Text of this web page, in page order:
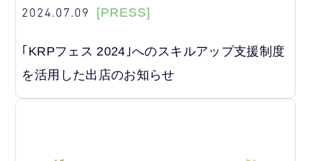
2024.07.09 [PRESS]
｢KRPフェス 2024｣へのスキルアップ支援制度
を活用した出店のお知らせ